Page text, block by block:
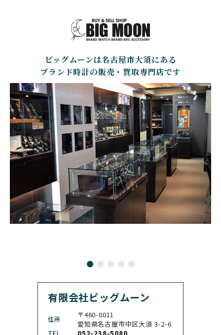
BELL＆ROSS SINN
ジン
CARTIER
カルティエ
CHANEL
シャネル
CHOPARD
ショパール
SEIKO
セイコー
GLASHUTTE ORIGINA
L
グラスヒュッテ・オリジ
ナル
CHRONOSWISS
クロノスイス
ALAIN SILBERSTEIN
アラン・シルベスタイン
CITIZEN
シチズン
BAMFORD LONDON
バンフォード・ロンドン
BAUME&MERCIER
ボーム＆メルシエ
BEAUBLEU
ボーブルー
BELL＆ROSS
ベル＆ロス
BLANCPAIN
ブランパン
BOLDR Supply Compan
y
ボルダー・サプライ・カ
ンパニー
BOVET
ボヴェ
BREGUET
ブレゲ
BREITLING
ブライトリング
BRUNO SOHNLE Glash
utte
ブルーノ・ゾンレー・ グ
ラスヒュッテ
BULOVA
ブローバ
BVLGARI
CHANEL
シャネル
CHOPARD
ショパール
CHRISTOPHER WARD
クリストファー・ウォー
CHRONO TOKYO
ビッグムーンは名古屋市大須にある
ブランド時計の販売・買取専門店です
有限会社ビッグムーン
住所
〒460-0011
愛知県名古屋市中区大須 3-2-6
TEL